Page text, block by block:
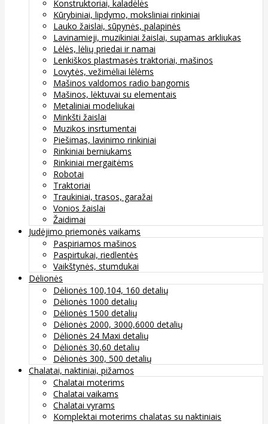
Konstruktoriai, kaladėlės
Kūrybiniai, lipdymo, moksliniai rinkiniai
Lauko žaislai, sūpynės, palapinės
Lavinamieji, muzikiniai žaislai, supamas arkliukas
Lėlės, lėlių priedai ir namai
Lenkiškos plastmasės traktoriai, mašinos
Lovytės, vežimėliai lėlėms
Mašinos valdomos radio bangomis
Mašinos, lėktuvai su elementais
Metaliniai modeliukai
Minkšti žaislai
Muzikos insrtumentai
Piešimas, lavinimo rinkiniai
Rinkiniai berniukams
Rinkiniai mergaitėms
Robotai
Traktoriai
Traukiniai, trasos, garažai
Vonios žaislai
Žaidimai
Judėjimo priemonės vaikams
Paspiriamos mašinos
Paspirtukai, riedlentės
Vaikštynės, stumdukai
Dėlionės
Dėlionės 100,104, 160 detalių
Dėlionės 1000 detalių
Dėlionės 1500 detalių
Dėlionės 2000, 3000,6000 detalių
Dėlionės 24 Maxi detalių
Dėlionės 30,60 detalių
Dėlionės 300, 500 detalių
Chalatai, naktiniai, pižamos
Chalatai moterims
Chalatai vaikams
Chalatai vyrams
Komplektai moterims chalatas su naktiniais